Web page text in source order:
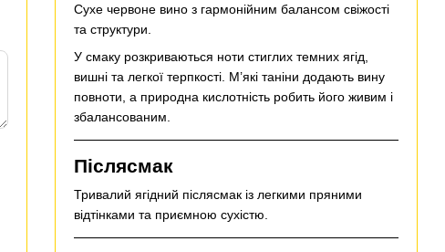
Сухе червоне вино з гармонійним балансом свіжості
та структури.
У смаку розкриваються ноти стиглих темних ягід,
вишні та легкої терпкості. М’які таніни додають вину
повноти, а природна кислотність робить його живим і
збалансованим.
Післясмак
Тривалий ягідний післясмак із легкими пряними
відтінками та приємною сухістю.